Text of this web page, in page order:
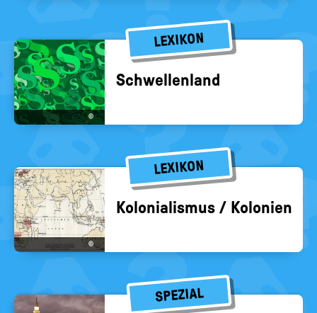
LEXIKON
©
Schwel­len­land
LEXIKON
©
Ko­lo­nia­lis­mus / Ko­lo­nien
SPEZIAL